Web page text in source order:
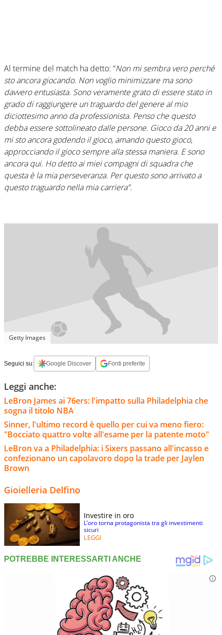
Al termine del match ha detto: “Non mi sembra vero perché
sto ancora giocando. Non voglio minimizzare ma sono
davvero entusiasta. Sono veramente grato di essere stato in
grado di raggiungere un traguardo del genere al mio
diciottesimo anno da professionista. Penso che questo
debba essere sottolineato dalle persone. Gioco da 20 anni e
mi sto ancora godendo il gioco, amando questo gioco,
approcciando il gioco sempre alla stessa maniera. E sono
ancora qui. Ho detto ai miei compagni di squadra che
questa è la mia perseveranza. Per questo sono arrivato a
questo traguardo nella mia carriera”.
Getty Images
Seguici su: Google Discover Fonti preferite
Leggi anche:
LeBron James ai 76ers: l'impatto sulla Philadelphia che
sogna il titolo NBA
Sinner, l'ultimo record è quello per cui va meno fiero:
"Bocciato quattro volte all'esame per la patente moto"
LeBron va a Philadelphia: i Sixers passano all'incasso e
confezionano un capolavoro dopo la trade per Jaylen
Brown
Gioielleria Delfino
Investire in oro
L’oro torna protagonista tra gli investimenti
sicuri
LEGGI